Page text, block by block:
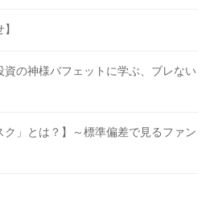
資の神様バフェットに学ぶ、ブレない
ク」とは？】～標準偏差で見るファン